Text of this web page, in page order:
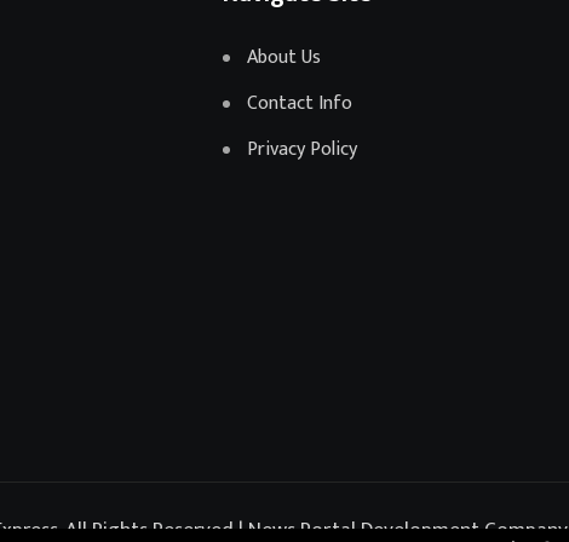
About Us
Contact Info
Privacy Policy
All Rights Reserved | News Portal Development Company